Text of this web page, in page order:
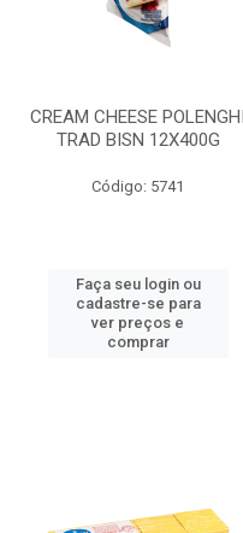
CREAM CHEESE POLENGHI
TRAD BISN 12X400G
Código: 5741
Faça seu login ou
cadastre-se para
ver preços e
comprar